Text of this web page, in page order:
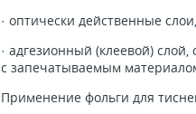
· оптически действенные
· адгезионный (клеевой)
с запечатываемым
Применение фольги для